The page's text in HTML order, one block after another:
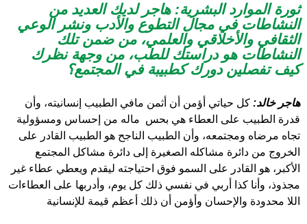
ثورة الموارد البشرية: هاجر لديك العديد من
النشاطات في مجال التطوع والأدب ونشر الوعي
الثقافي والأخلاقي والعلمي، من ضمن تلك
النشاطات هو دراستك للطب، من وجهة نظرك
كيف تفصلين دورك كطبيبة في المجتمع؟
هاجر خالد: كل حياتي أؤمن أن أثمن مافي الطبيب إنسانيته، وأن
قدرة الطبيب على العطاء هي بحس ماله من إحساس ومسؤولية
تجاه مرضاه ومجتمعه، وأن الطبيب الناجح هو الطبيب القادر على
الخروج من دائرة مشاكله الصغيرة إلى دائرة مشاكل المجتمع
الأكبر، هو القادر على السمو فوق احتياجته ليقدم ويعطي عطاء غير
مجذوذ، وأنا كذا أربي في نفسي ذلك كل يوم، وأدربها على العطاءات
اللا محدودة والإحسان وأؤمن أن ذلك أعظم قيمة للإنسانية